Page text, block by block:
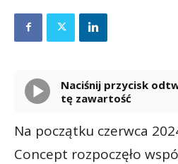
Naciśnij przycisk odtwarzania, aby odsłuchać
tę zawartość
Na początku czerwca
Concept rozpoczęło